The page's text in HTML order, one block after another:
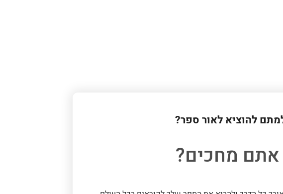
להוציא לאור ספר?
מחכים?